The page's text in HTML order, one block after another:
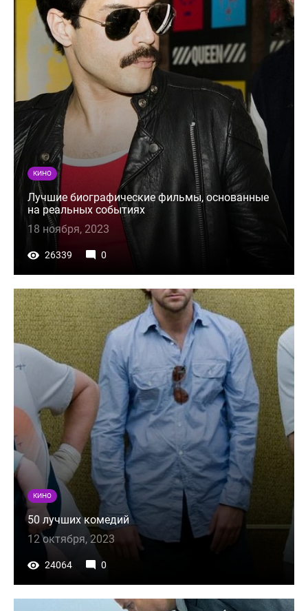
КИНО
Лучшие биографические фильмы, основанные
на реальных событиях
18 ноября, 2023
26339 0
КИНО
50 лучших комедий
12 октября, 2023
24064 0